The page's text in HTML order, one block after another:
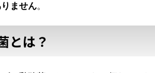
ません。
とは？